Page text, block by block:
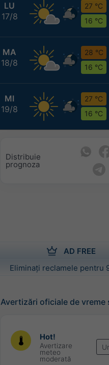
LU
17/8
27 °C
16 °C
MA
18/8
28 °C
16 °C
MI
19/8
27 °C
16 °C
Distribuie
prognoza
AD FREE
Eliminați reclamele pentru
Avertizări oficiale de vreme
Hot!
Avertizare
meteo
moderată